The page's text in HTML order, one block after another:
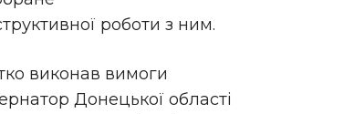
роботи з ним.
виконав вимоги
Донецької області